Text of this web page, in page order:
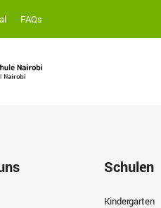
FAQs
Schulen
Kindergarten